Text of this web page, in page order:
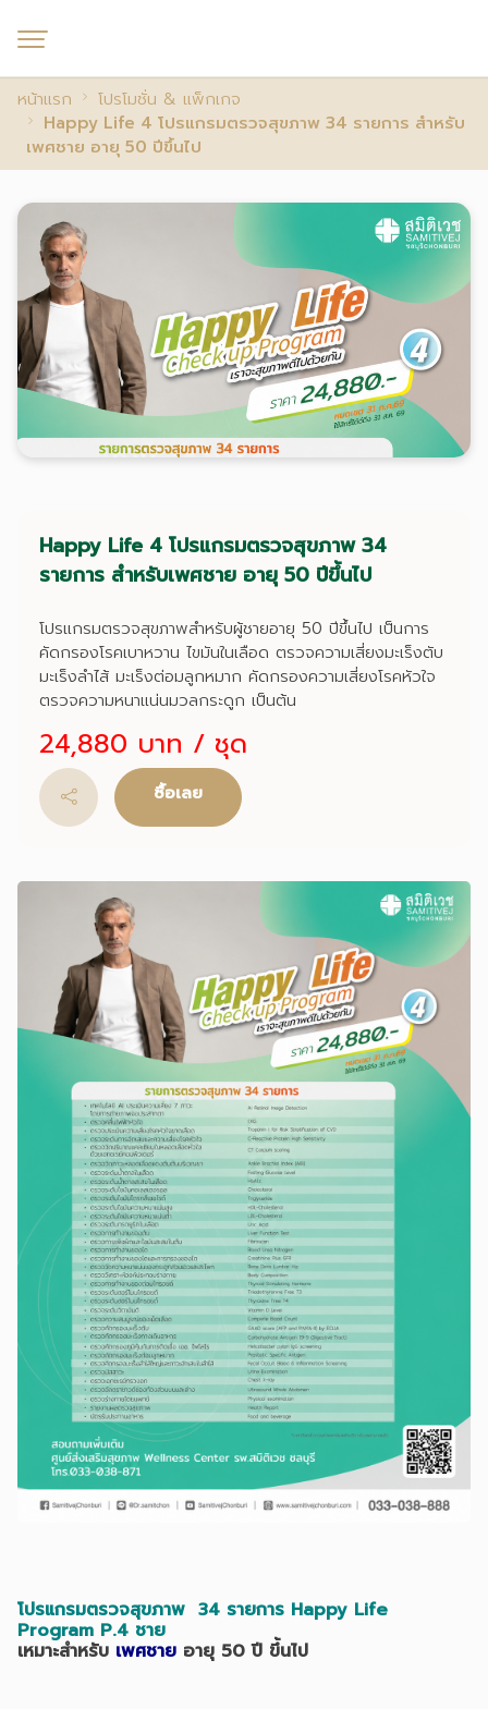
หน้าแรก
โปรโมชั่น & แพ็กเกจ
Happy Life 4 โปรแกรมตรวจสุขภาพ 34 รายการ สำหรับ
เพศชาย อายุ 50 ปีขึ้นไป
Happy Life 4 โปรแกรมตรวจสุขภาพ 34
รายการ สำหรับเพศชาย อายุ 50 ปีขึ้นไป
โปรแกรมตรวจสุขภาพสำหรับผู้ชายอายุ 50 ปีขึ้นไป เป็นการ
คัดกรองโรคเบาหวาน ไขมันในเลือด ตรวจความเสี่ยงมะเร็งตับ
มะเร็งลำไส้ มะเร็งต่อมลูกหมาก คัดกรองความเสี่ยงโรคหัวใจ
ตรวจความหนาแน่นมวลกระดูก เป็นต้น
24,880 บาท / ชุด
ซื้อเลย
โปรแกรมตรวจสุขภาพ 34 รายการ Happy Life
Program P.4 ชาย
เหมาะสำหรับ เพศชาย อายุ 50 ปี ขึ้นไป